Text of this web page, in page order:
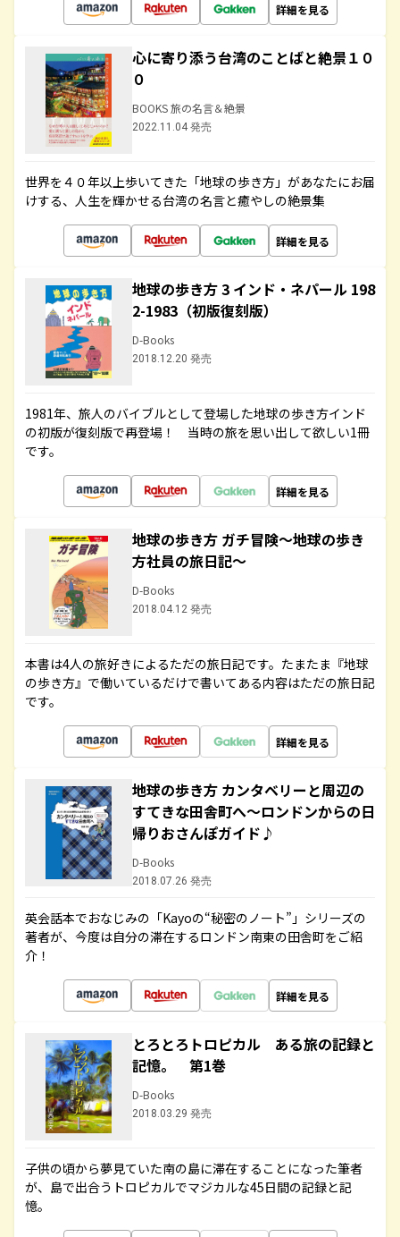
詳細を見る
心に寄り添う台湾のことばと絶景１０
０
BOOKS 旅の名言＆絶景
2022.11.04 発売
世界を４０年以上歩いてきた「地球の歩き方」があなたにお届
けする、人生を輝かせる台湾の名言と癒やしの絶景集
詳細を見る
地球の歩き方 3 インド・ネパール 198
2-1983（初版復刻版）
D-Books
2018.12.20 発売
1981年、旅人のバイブルとして登場した地球の歩き方インド
の初版が復刻版で再登場！ 当時の旅を思い出して欲しい1冊
です。
詳細を見る
地球の歩き方 ガチ冒険～地球の歩き
方社員の旅日記～
D-Books
2018.04.12 発売
本書は4人の旅好きによるただの旅日記です。たまたま『地球
の歩き方』で働いているだけで書いてある内容はただの旅日記
です。
詳細を見る
地球の歩き方 カンタベリーと周辺の
すてきな田舎町へ～ロンドンからの日
帰りおさんぽガイド♪
D-Books
2018.07.26 発売
英会話本でおなじみの「Kayoの“秘密のノート”」シリーズの
著者が、今度は自分の滞在するロンドン南東の田舎町をご紹
介！
詳細を見る
とろとろトロピカル ある旅の記録と
記憶。 第1巻
D-Books
2018.03.29 発売
子供の頃から夢見ていた南の島に滞在することになった筆者
が、島で出合うトロピカルでマジカルな45日間の記録と記
憶。